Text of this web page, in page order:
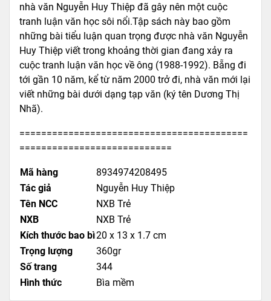
nhà văn Nguyễn Huy Thiệp đã gây nên một cuộc
tranh luận văn học sôi nổi.Tập sách này bao gồm
những bài tiểu luận quan trọng được nhà văn Nguyễn
Huy Thiệp viết trong khoảng thời gian đang xảy ra
cuộc tranh luận văn học về ông (1988-1992). Bẵng đi
tới gần 10 năm, kể từ năm 2000 trở đi, nhà văn mới lại
viết những bài dưới dạng tạp văn (ký tên Dương Thị
Nhã).
==========================================
============================
Mã hàng
8934974208495
Tác giả
Nguyễn Huy Thiệp
Tên NCC
NXB Trẻ
NXB
NXB Trẻ
Kích thước bao bì20 x 13 x 1.7 cm
Trọng lượng
360gr
Số trang
344
Hình thức
Bìa mềm